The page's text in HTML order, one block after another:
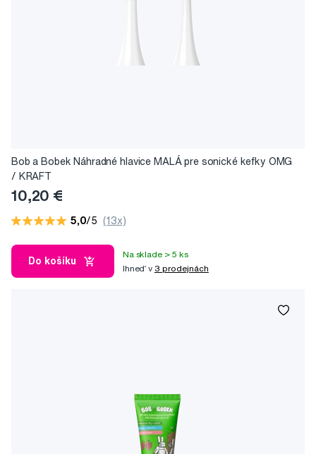
Bob a Bobek Náhradné hlavice MALÁ pre sonické kefky OMG
/ KRAFT
10,20 €
5,0/5 (13x)
Do košíku
Na sklade > 5 ks
Ihneď v 3 prodejnách